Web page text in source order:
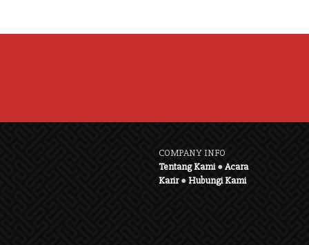
COMPANY INFO
Tentang Kami●Acara
Karir●Hubungi Kami